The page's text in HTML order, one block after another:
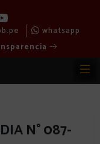
whatsapp
N° 087-